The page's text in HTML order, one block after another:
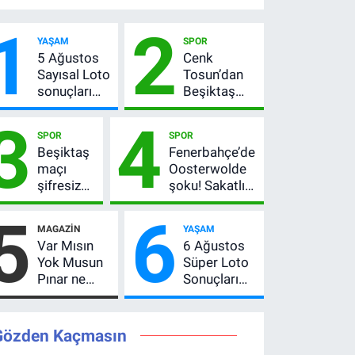
YAŞAM
5 Ağustos
Sayısal Loto
sonuçları
açıklandı!
TL devretti
2 SPOR
Cenk
Tosun’dan
Beşiktaş
açıklaması:
asıl mesajı
satır
arasında
verdi
SPOR
Beşiktaş
maçı
şifresiz
mi?
Kralove-
Beşiktaş
hangi
kanalda,
saat
4 SPOR
Fenerbahçe’de
Oosterwolde
şoku! Sakatlığı
ciddi mi, kaç
oynamayacak?
MAGAZIN
Var Mısın
Yok Musun
Pınar ne
kadar
Son teklifi
reddetti,
6 YAŞAM
6 Ağustos
Süper Loto
Sonuçları
Açıklandı!
Kaçmasın